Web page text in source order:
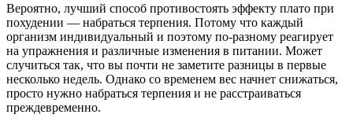
Вероятно, лучший способ противостоять эффекту плато при
похудении — набраться терпения. Потому что каждый
организм индивидуальный и поэтому по-разному реагирует
на упражнения и различные изменения в питании. Может
случиться так, что вы почти не заметите разницы в первые
несколько недель. Однако со временем вес начнет снижаться,
просто нужно набраться терпения и не расстраиваться
преждевременно.